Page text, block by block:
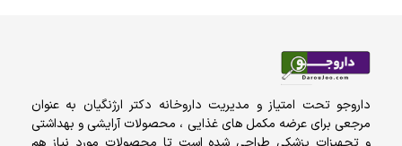
داروجو تحت امتیاز و مدیریت داروخانه دکتر ارژنگیان به عنوان
مرجعی برای عرضه مکمل های غذایی ، محصولات آرایشی و بهداشتی